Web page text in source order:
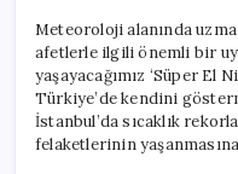
Meteoroloji alanında
afetlerle ilgili önemli bir
yaşayacağımız ‘Süper El
Türkiye’de kendini
İstanbul’da sıcaklık
felaketlerinin